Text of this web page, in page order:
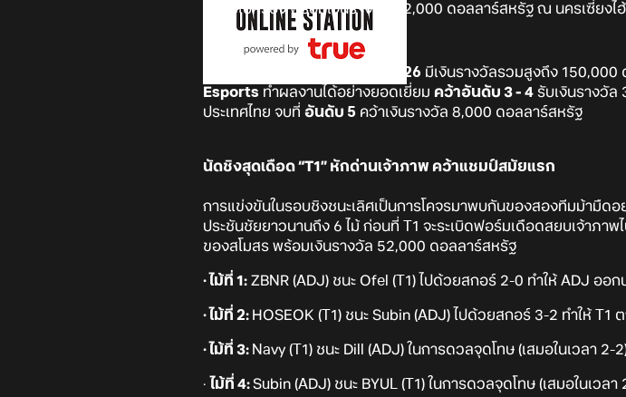
แชมป์ไปครอง พร้อมเงินรางวัล 52,000 ดอลลาร์สหรัฐ ณ นครเซี่ยง
FC Pro Masters 2026 มีเงินรางวัลรวมสูงถึง 150,000
Esports ทำผลงานได้อย่างยอดเยี่ยม คว้าอันดับ 3 - 4 รับเงินรางวั
ประเทศไทย จบที่ อันดับ 5 คว้าเงินรางวัล 8,000 ดอลลาร์สหรัฐ
นัดชิงสุดเดือด “T1” หักด่านเจ้าภาพ คว้าแชมป์สมัยแรก
การแข่งขันในรอบชิงชนะเลิศเป็นการโคจรมาพบกันของสองทีมม้ามืด
ประชันชัยยาวนานถึง 6 ไม้ ก่อนที่ T1 จะระเบิดฟอร์มเดือดสยบเจ้าภ
ของสโมสร พร้อมเงินรางวัล 52,000 ดอลลาร์สหรัฐ
· ไม้ที่ 1: ZBNR (ADJ) ชนะ Ofel (T1) ไปด้วยสกอร์ 2-0 ทำให้ ADJ ออก
· ไม้ที่ 2: HOSEOK (T1) ชนะ Subin (ADJ) ไปด้วยสกอร์ 3-2 ทำให้ T1
· ไม้ที่ 3: Navy (T1) ชนะ Dill (ADJ) ในการดวลจุดโทษ (เสมอในเวลา 2-
· ไม้ที่ 4:Subin (ADJ) ชนะ BYUL (T1) ในการดวลจุดโทษ (เสมอในเวล